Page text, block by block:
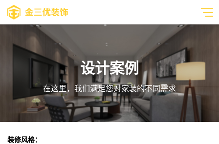
设计案例
在这里，我们满足您对家装的不同需求
装修风格：